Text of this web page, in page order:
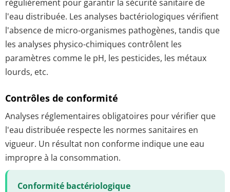
régulièrement pour garantir la sécurité sanitaire de
l'eau distribuée. Les analyses bactériologiques vérifient
l'absence de micro-organismes pathogènes, tandis que
les analyses physico-chimiques contrôlent les
paramètres comme le pH, les pesticides, les métaux
lourds, etc.
Contrôles de conformité
Analyses réglementaires obligatoires pour vérifier que
l'eau distribuée respecte les normes sanitaires en
vigueur. Un résultat non conforme indique une eau
impropre à la consommation.
Conformité bactériologique